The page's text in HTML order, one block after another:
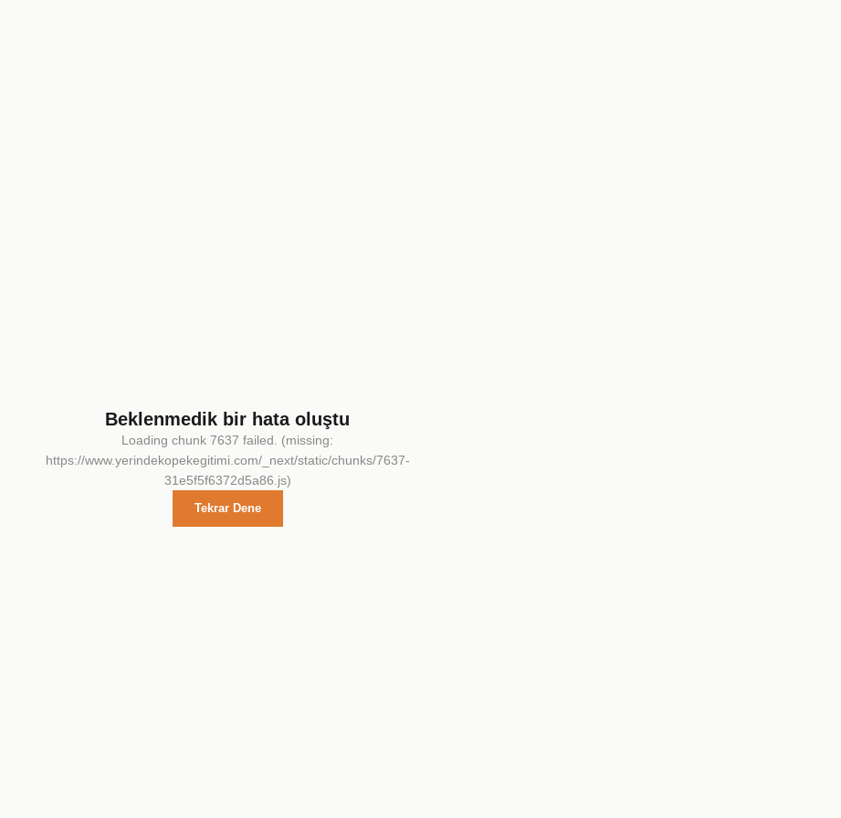
Beklenmedik bir hata oluştu
Loading chunk 7637 failed. (missing:
https://www.yerindekopekegitimi.com/_next/static/chunks/7637-
31e5f5f6372d5a86.js)
Tekrar Dene